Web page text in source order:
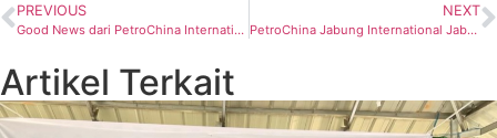
PREVIOUS
Good News dari PetroChina International Jabung Ltd, Sukses Tajak NEB BASEMENT-3
NEXT
PetroChina Jabung International Jabung Apresiasi SKK Migas
Artikel Terkait